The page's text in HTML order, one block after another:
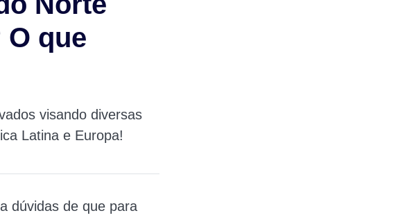
que
visando diversas
Latina e Europa!
dúvidas de que para